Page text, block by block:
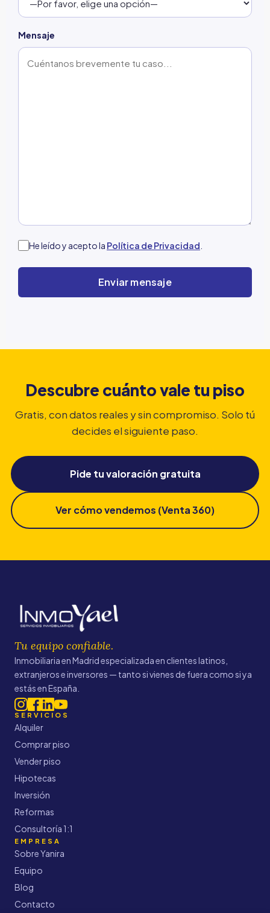
Mensaje
He leído y acepto la Política de Privacidad
Descubre cuánto vale tu piso
Gratis, con datos reales y sin compromiso. Solo tú
decides el siguiente paso.
Pide tu valoración gratuita
Ver cómo vendemos (Venta 360)
Tu equipo confiable.
Inmobiliaria en Madrid especializada en clientes latinos,
extranjeros e inversores — tanto si vienes de fuera como si ya
estás en España.
SERVICIOS
Alquiler
Comprar piso
Vender piso
Hipotecas
Inversión
Reformas
Consultoría 1:1
EMPRESA
Sobre Yanira
Equipo
Blog
Contacto